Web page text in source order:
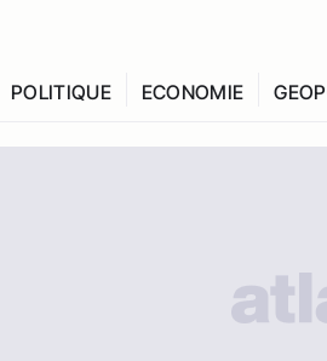
POLITIQUE ECONOMIE